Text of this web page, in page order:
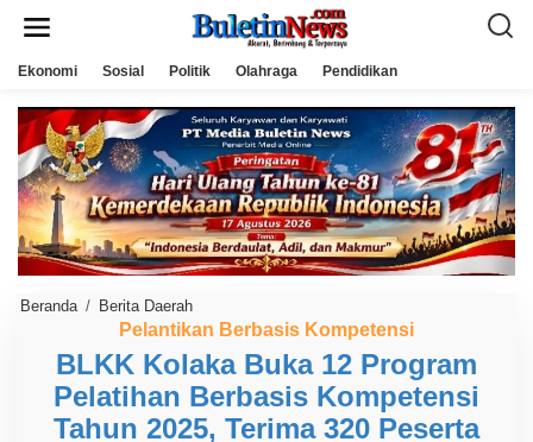
Ekonomi Sosial Politik Olahraga Pendidikan
Beranda / Berita Daerah
L
K
K
K
o
l
a
Pelantikan Berbasis Kompetensi
BLKK Kolaka Buka 12 Program
Pelatihan Berbasis Kompetensi
Tahun 2025, Terima 320 Peserta